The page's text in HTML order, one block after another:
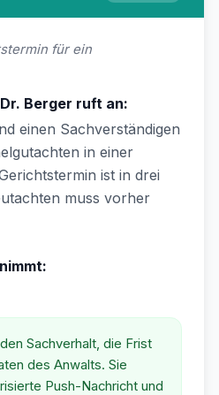
für ein
Berger ruft an:
einen Sachverständigen
in einer
ist in drei
muss vorher
Sachverhalt, die Frist
des Anwalts. Sie
Push-Nachricht und